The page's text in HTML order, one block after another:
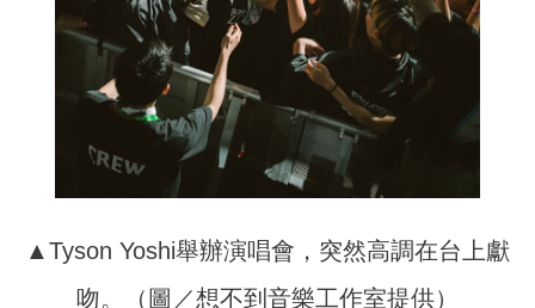
▲Tyson Yoshi舉辦演唱會，突然高調在台上獻
吻。（圖／想不到音樂工作室提供）